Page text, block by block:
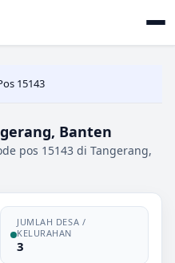
15143
Banten
pos 15143 di Tangerang,
JUMLAH DESA /
KELURAHAN
3